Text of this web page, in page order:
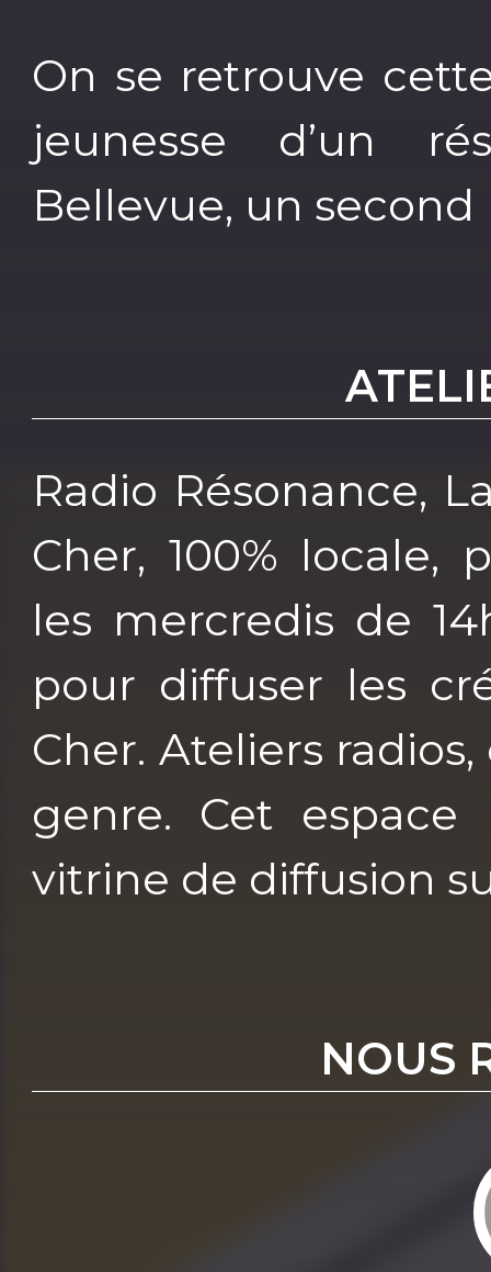
On se retrouve
jeunesse d’un
Bellevue, un
Radio Résonance,
Cher, 100% locale,
les mercredis de
pour diffuser les
Cher. Ateliers
genre. Cet espace
vitrine de diffusion
NOUS